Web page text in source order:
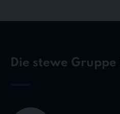
Die stewe